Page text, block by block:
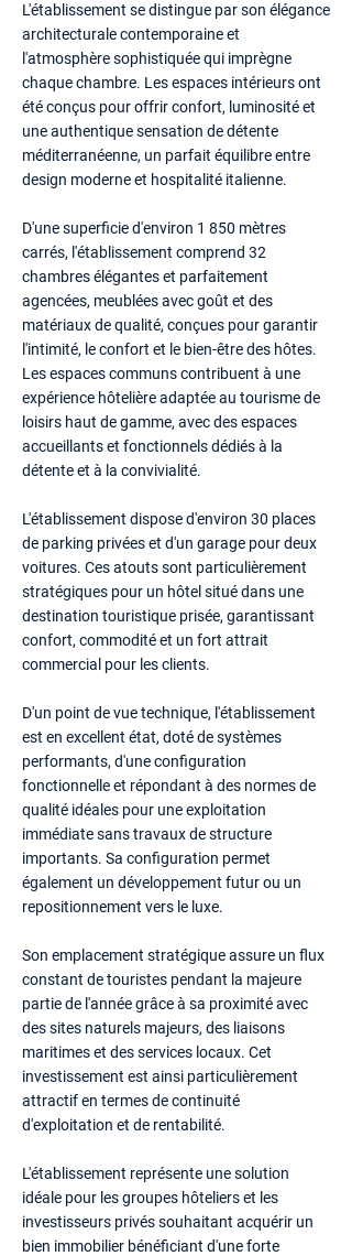
L'établissement se distingue par son élégance
architecturale contemporaine et
l'atmosphère sophistiquée qui imprègne
chaque chambre. Les espaces intérieurs ont
été conçus pour offrir confort, luminosité et
une authentique sensation de détente
méditerranéenne, un parfait équilibre entre
design moderne et hospitalité italienne.
D'une superficie d'environ 1 850 mètres
carrés, l'établissement comprend 32
chambres élégantes et parfaitement
agencées, meublées avec goût et des
matériaux de qualité, conçues pour garantir
l'intimité, le confort et le bien-être des hôtes.
Les espaces communs contribuent à une
expérience hôtelière adaptée au tourisme de
loisirs haut de gamme, avec des espaces
accueillants et fonctionnels dédiés à la
détente et à la convivialité.
L'établissement dispose d'environ 30 places
de parking privées et d'un garage pour deux
voitures. Ces atouts sont particulièrement
stratégiques pour un hôtel situé dans une
destination touristique prisée, garantissant
confort, commodité et un fort attrait
commercial pour les clients.
D'un point de vue technique, l'établissement
est en excellent état, doté de systèmes
performants, d'une configuration
fonctionnelle et répondant à des normes de
qualité idéales pour une exploitation
immédiate sans travaux de structure
importants. Sa configuration permet
également un développement futur ou un
repositionnement vers le luxe.
Son emplacement stratégique assure un flux
constant de touristes pendant la majeure
partie de l'année grâce à sa proximité avec
des sites naturels majeurs, des liaisons
maritimes et des services locaux. Cet
investissement est ainsi particulièrement
attractif en termes de continuité
d'exploitation et de rentabilité.
L'établissement représente une solution
idéale pour les groupes hôteliers et les
investisseurs privés souhaitant acquérir un
bien immobilier bénéficiant d'une forte